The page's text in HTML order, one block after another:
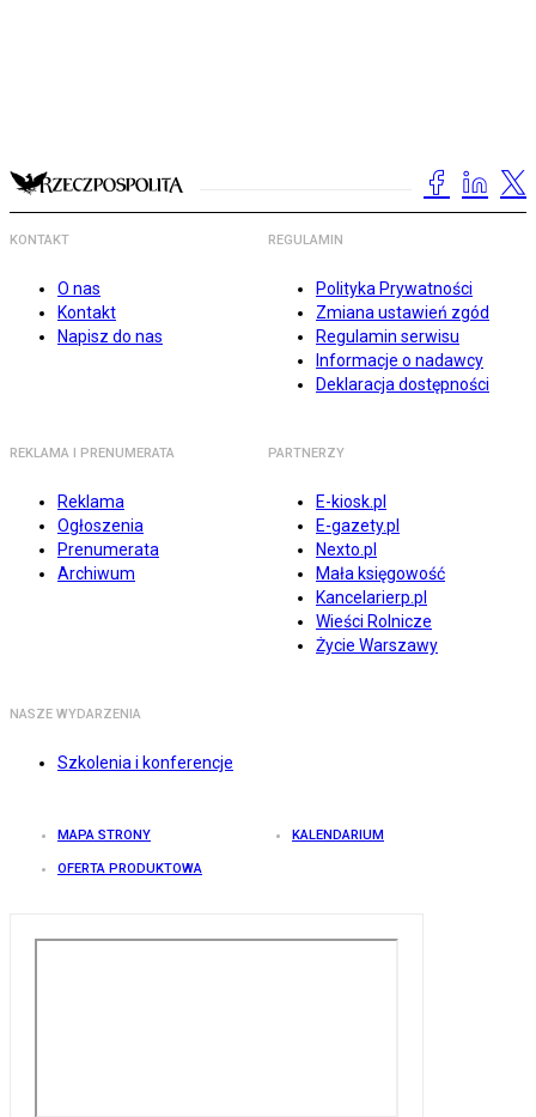
KONTAKT
O nas
Kontakt
Napisz do nas
REGULAMIN
Polityka Prywatności
Zmiana ustawień zgód
Regulamin serwisu
Informacje o nadawcy
Deklaracja dostępności
REKLAMA I PRENUMERATA
Reklama
Ogłoszenia
Prenumerata
Archiwum
PARTNERZY
E-kiosk.pl
E-gazety.pl
Nexto.pl
Mała księgowość
Kancelarierp.pl
Wieści Rolnicze
Życie Warszawy
NASZE WYDARZENIA
Szkolenia i konferencje
MAPA STRONY KALENDARIUM
OFERTA PRODUKTOWA